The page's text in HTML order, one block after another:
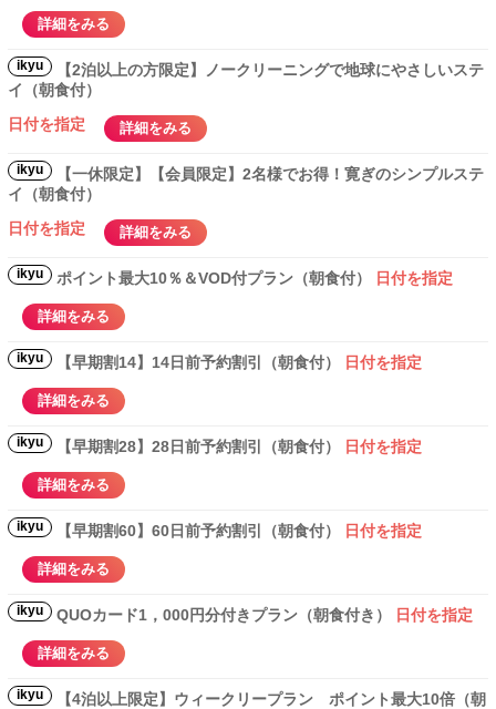
詳細をみる
ikyu
【2泊以上の方限定】ノークリーニングで地球にやさしいステ
イ（朝食付）
日付を指定
詳細をみる
ikyu
【一休限定】【会員限定】2名様でお得！寛ぎのシンプルステ
イ（朝食付）
日付を指定
詳細をみる
ikyu ポイント最大10％＆VOD付プラン（朝食付） 日付を指定
詳細をみる
ikyu 【早期割14】14日前予約割引（朝食付） 日付を指定
詳細をみる
ikyu 【早期割28】28日前予約割引（朝食付） 日付を指定
詳細をみる
ikyu 【早期割60】60日前予約割引（朝食付） 日付を指定
詳細をみる
ikyu QUOカード1，000円分付きプラン（朝食付き） 日付を指定
詳細をみる
ikyu
【4泊以上限定】ウィークリープラン ポイント最大10倍（朝